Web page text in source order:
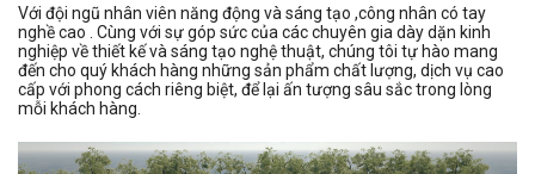
Với đội ngũ nhân viên năng động và sáng tạo ,công nhân có tay
nghề cao . Cùng với sự góp sức của các chuyên gia dày dặn kinh
nghiệp về thiết kế và sáng tạo nghệ thuật, chúng tôi tự hào mang
đến cho quý khách hàng những sản phẩm chất lượng, dịch vụ cao
cấp với phong cách riêng biệt, để lại ấn tượng sâu sắc trong lòng
mỗi khách hàng.